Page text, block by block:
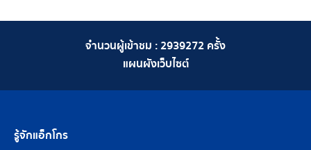
จำนวนผู้เข้าชม :2939272 ครั้ง
แผนผังเว็บไซต์
รู้จักแอ็กโกร